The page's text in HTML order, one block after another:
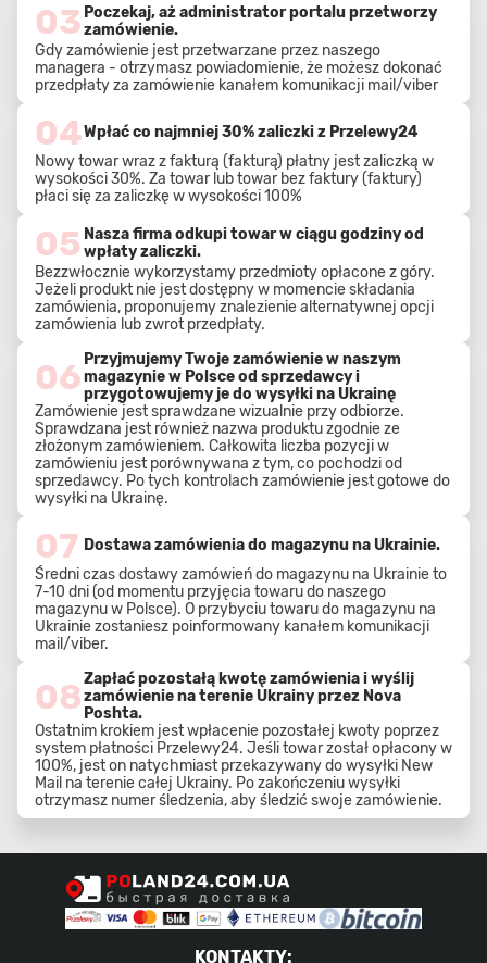
03 Poczekaj, aż administrator portalu przetworzy
zamówienie.
Gdy zamówienie jest przetwarzane przez naszego
managera - otrzymasz powiadomienie, że możesz dokonać
przedpłaty za zamówienie kanałem komunikacji mail/viber
04Wpłać co najmniej 30% zaliczki z Przelewy24
Nowy towar wraz z fakturą (fakturą) płatny jest zaliczką w
wysokości 30%. Za towar lub towar bez faktury (faktury)
płaci się za zaliczkę w wysokości 100%
05 Nasza firma odkupi towar w ciągu godziny od
wpłaty zaliczki.
Bezzwłocznie wykorzystamy przedmioty opłacone z góry.
Jeżeli produkt nie jest dostępny w momencie składania
zamówienia, proponujemy znalezienie alternatywnej opcji
zamówienia lub zwrot przedpłaty.
06 Przyjmujemy Twoje zamówienie w naszym
magazynie w Polsce od sprzedawcy i
przygotowujemy je do wysyłki na Ukrainę
Zamówienie jest sprawdzane wizualnie przy odbiorze.
Sprawdzana jest również nazwa produktu zgodnie ze
złożonym zamówieniem. Całkowita liczba pozycji w
zamówieniu jest porównywana z tym, co pochodzi od
sprzedawcy. Po tych kontrolach zamówienie jest gotowe do
wysyłki na Ukrainę.
07 Dostawa zamówienia do magazynu na Ukrainie.
Średni czas dostawy zamówień do magazynu na Ukrainie to
7-10 dni (od momentu przyjęcia towaru do naszego
magazynu w Polsce). O przybyciu towaru do magazynu na
Ukrainie zostaniesz poinformowany kanałem komunikacji
mail/viber.
08Zapłać pozostałą kwotę zamówienia i wyślij
zamówienie na terenie Ukrainy przez Nova
Poshta.
Ostatnim krokiem jest wpłacenie pozostałej kwoty poprzez
system płatności Przelewy24. Jeśli towar został opłacony w
100%, jest on natychmiast przekazywany do wysyłki New
Mail na terenie całej Ukrainy. Po zakończeniu wysyłki
otrzymasz numer śledzenia, aby śledzić swoje zamówienie.
KONTAKTY: